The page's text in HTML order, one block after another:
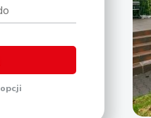
opcji